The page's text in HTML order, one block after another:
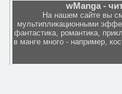
wManga -
На нашем сайте вы
мультипликационными
фантастика, романтика,
в манге много - например,